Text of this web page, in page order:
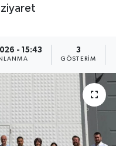
- 15:43 3
GÖSTERIM